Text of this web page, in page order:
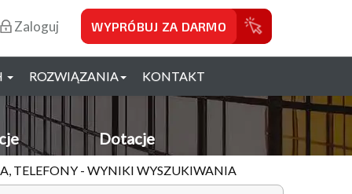
Zaloguj WYPRÓBUJ ZA DARMO
ROZWIĄZANIA KONTAKT
Dotacje
TELEFONY - WYNIKI WYSZUKIWANIA